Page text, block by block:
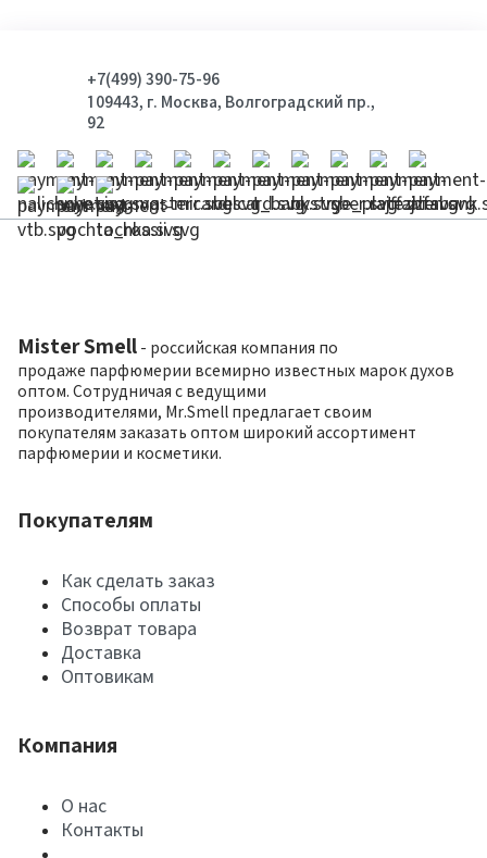
+7(499) 390-75-96
109443, г. Москва, Волгоградский пр.,
92
Mister Smell - российская компания по
продаже парфюмерии всемирно известных марок духов
оптом. Сотрудничая с ведущими
производителями, Mr.Smell предлагает своим
покупателям заказать оптом широкий ассортимент
парфюмерии и косметики.
Покупателям
Как сделать заказ
Способы оплаты
Возврат товара
Доставка
Оптовикам
Компания
О нас
Контакты